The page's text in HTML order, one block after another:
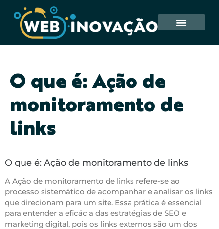
O que é: Ação de
monitoramento de
links
O que é: Ação de monitoramento de links
A Ação de monitoramento de links refere-se ao
processo sistemático de acompanhar e analisar os links
que direcionam para um site. Essa prática é essencial
para entender a eficácia das estratégias de SEO e
marketing digital, pois os links externos são um dos